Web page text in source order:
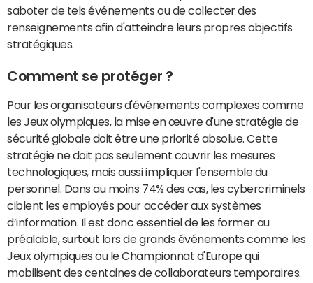
saboter de tels événements ou de collecter des
renseignements afin d'atteindre leurs propres objectifs
stratégiques.
Comment se protéger ?
Pour les organisateurs d'événements complexes comme
les Jeux olympiques, la mise en œuvre d'une stratégie de
sécurité globale doit être une priorité absolue. Cette
stratégie ne doit pas seulement couvrir les mesures
technologiques, mais aussi impliquer l'ensemble du
personnel. Dans au moins 74% des cas, les cybercriminels
ciblent les employés pour accéder aux systèmes
d’information. Il est donc essentiel de les former au
préalable, surtout lors de grands événements comme les
Jeux olympiques ou le Championnat d'Europe qui
mobilisent des centaines de collaborateurs temporaires.